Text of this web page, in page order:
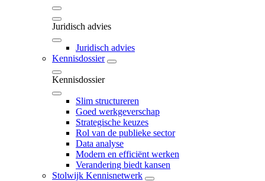
Juridisch advies
Juridisch advies
Kennisdossier
Kennisdossier
Slim structureren
Goed werkgeverschap
Strategische keuzes
Rol van de publieke sector
Data analyse
Modern en efficiënt werken
Verandering biedt kansen
Stolwijk Kennisnetwerk